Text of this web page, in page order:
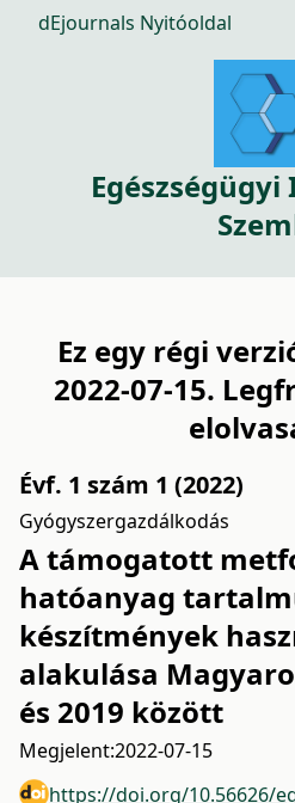
dEjournals Nyitóoldal
Ez egy régi
2022-07-15.
Évf. 1 szám 1 (2022)
Gyógyszergazdálkodás
A támogatott
hatóanyag
készítmények
alakulása
és 2019 között
Megjelent:2022-07-15
https://doi.org/10.56626/